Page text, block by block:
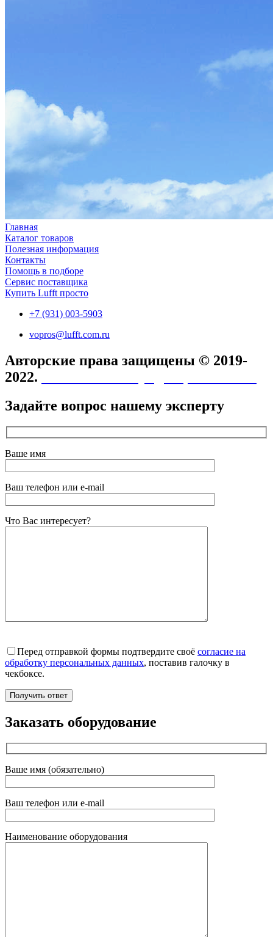
Главная
Каталог товаров
Полезная информация
Контакты
Помощь в подборе
Сервис поставщика
Купить Lufft просто
+7 (931) 003-5903
vopros@lufft.com.ru
Авторские права защищены © 2019-
2022.
Задайте вопрос нашему эксперту
Ваше имя
Ваш телефон или e-mail
Что Вас интересует?
Перед отправкой формы подтвердите своё согласие на
обработку персональных данных, поставив галочку в
чекбоксе.
Заказать оборудование
Ваше имя (обязательно)
Ваш телефон или e-mail
Наименование оборудования